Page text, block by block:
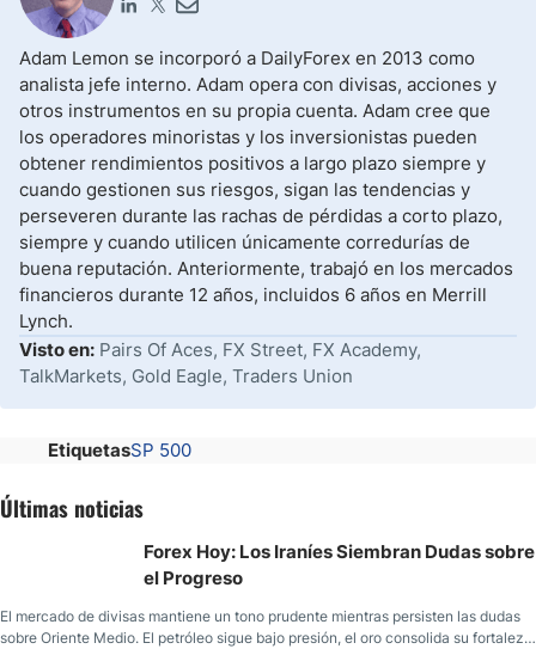
Adam Lemon se incorporó a DailyForex en 2013 como
analista jefe interno. Adam opera con divisas, acciones y
otros instrumentos en su propia cuenta. Adam cree que
los operadores minoristas y los inversionistas pueden
obtener rendimientos positivos a largo plazo siempre y
cuando gestionen sus riesgos, sigan las tendencias y
perseveren durante las rachas de pérdidas a corto plazo,
siempre y cuando utilicen únicamente corredurías de
buena reputación. Anteriormente, trabajó en los mercados
financieros durante 12 años, incluidos 6 años en Merrill
Lynch.
Visto en: Pairs Of Aces, FX Street, FX Academy,
TalkMarkets, Gold Eagle, Traders Union
EtiquetasSP 500
Últimas noticias
Forex Hoy: Los Iraníes Siembran Dudas sobre
el Progreso
El mercado de divisas mantiene un tono prudente mientras persisten las dudas
sobre Oriente Medio. El petróleo sigue bajo presión, el oro consolida su fortaleza